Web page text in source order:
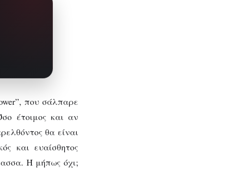
που σάλπαρε
έτοιμος και αν
θα είναι
και ευαίσθητος
Ή μήπως όχι;